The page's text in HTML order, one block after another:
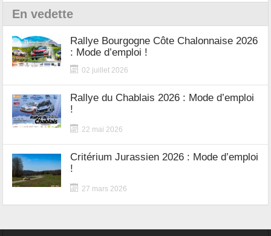
En vedette
Rallye Bourgogne Côte Chalonnaise 2026
: Mode d’emploi !
02 juillet 2026
Rallye du Chablais 2026 : Mode d’emploi
!
22 mai 2026
Critérium Jurassien 2026 : Mode d’emploi
!
27 mars 2026